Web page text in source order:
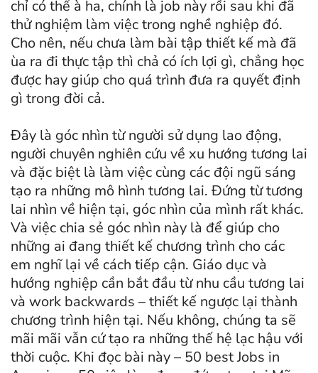
chỉ có thể à ha, chính là job này rồi sau khi đã
thử nghiệm làm việc trong nghề nghiệp đó.
Cho nên, nếu chưa làm bài tập thiết kế mà đã
ùa ra đi thực tập thì chả có ích lợi gì, chẳng học
được hay giúp cho quá trình đưa ra quyết định
gì trong đời cả.
Đây là góc nhìn từ người sử dụng lao động,
người chuyên nghiên cứu về xu hướng tương lai
và đặc biệt là làm việc cùng các đội ngũ sáng
tạo ra những mô hình tương lai. Đứng từ tương
lai nhìn về hiện tại, góc nhìn của mình rất khác.
Và việc chia sẻ góc nhìn này là để giúp cho
những ai đang thiết kế chương trình cho các
em nghĩ lại về cách tiếp cận. Giáo dục và
hướng nghiệp cần bắt đầu từ nhu cầu tương lai
và work backwards – thiết kế ngược lại thành
chương trình hiện tại. Nếu không, chúng ta sẽ
mãi mãi vẫn cứ tạo ra những thế hệ lạc hậu với
thời cuộc. Khi đọc bài này – 50 best Jobs in